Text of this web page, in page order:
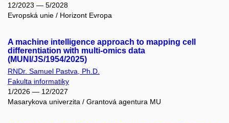
12/2023 — 5/2028
Evropská unie / Horizont Evropa
A machine intelligence approach to mapping cell
differentiation with multi-omics data
(MUNI/JS/1954/2025)
RNDr. Samuel Pastva, Ph.D.
Fakulta informatiky
1/2026 — 12/2027
Masarykova univerzita / Grantová agentura MU